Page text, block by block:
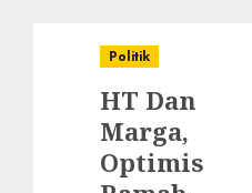
Politik
HT Dan
Marga,
Optimis